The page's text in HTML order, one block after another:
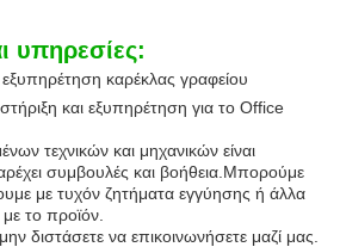
υπηρεσίες:
εξυπηρέτηση καρέκλας γραφείου
και εξυπηρέτηση για το Office
τεχνικών και μηχανικών είναι
συμβουλές και βοήθεια.Μπορούμε
με τυχόν ζητήματα εγγύησης ή άλλα
το προϊόν.
διστάσετε να επικοινωνήσετε μαζί μας.